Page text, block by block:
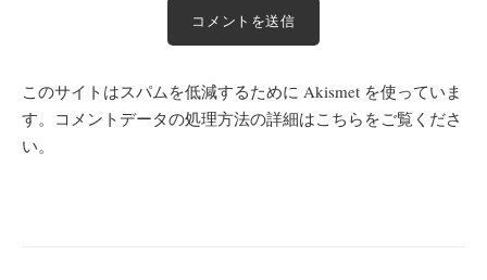
このサイトはスパムを低減するために Akismet を使っていま
す。 コメントデータの処理方法の詳細はこちらをご覧くださ
い。